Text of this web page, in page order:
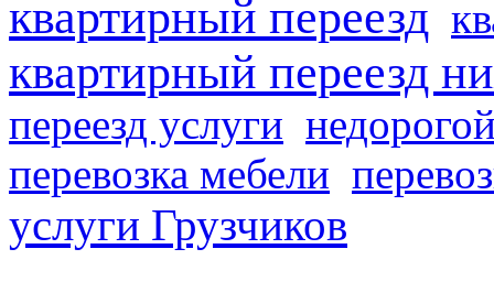
квартирный переезд
квартирный переезд
переезд услуги
перевозка мебели
услуги Грузчиков